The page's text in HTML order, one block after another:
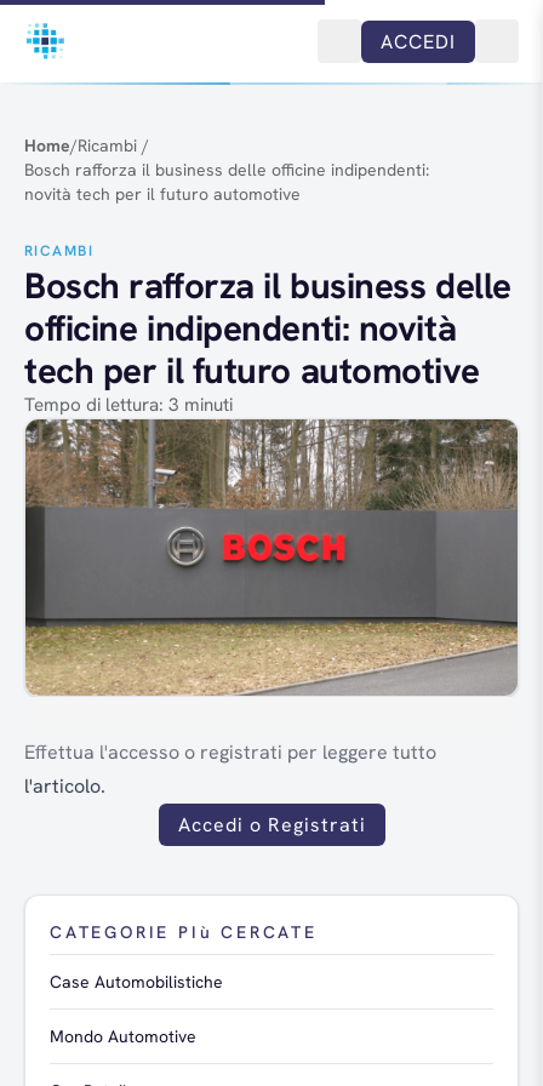
Salta al contenuto
ACCEDI
Home/Ricambi /
Bosch rafforza il business delle officine indipendenti:
novità tech per il futuro automotive
RICAMBI
Bosch rafforza il business delle
officine indipendenti: novità
tech per il futuro automotive
Tempo di lettura: 3 minuti
Effettua l'accesso o registrati per leggere tutto
l'articolo.
Accedi o Registrati
CATEGORIE PIù CERCATE
Case Automobilistiche
Mondo Automotive